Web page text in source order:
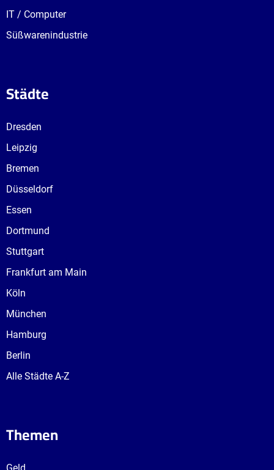
IT / Computer
Süßwarenindustrie
Städte
Dresden
Leipzig
Bremen
Düsseldorf
Essen
Dortmund
Stuttgart
Frankfurt am Main
Köln
München
Hamburg
Berlin
Alle Städte A-Z
Themen